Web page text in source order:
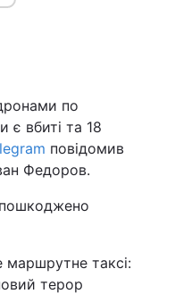
по
є вбиті та 18
повідомив
Федоров.
таксі:
терор